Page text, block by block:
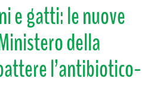
e gatti: le nuove
della
l’antibiotico-